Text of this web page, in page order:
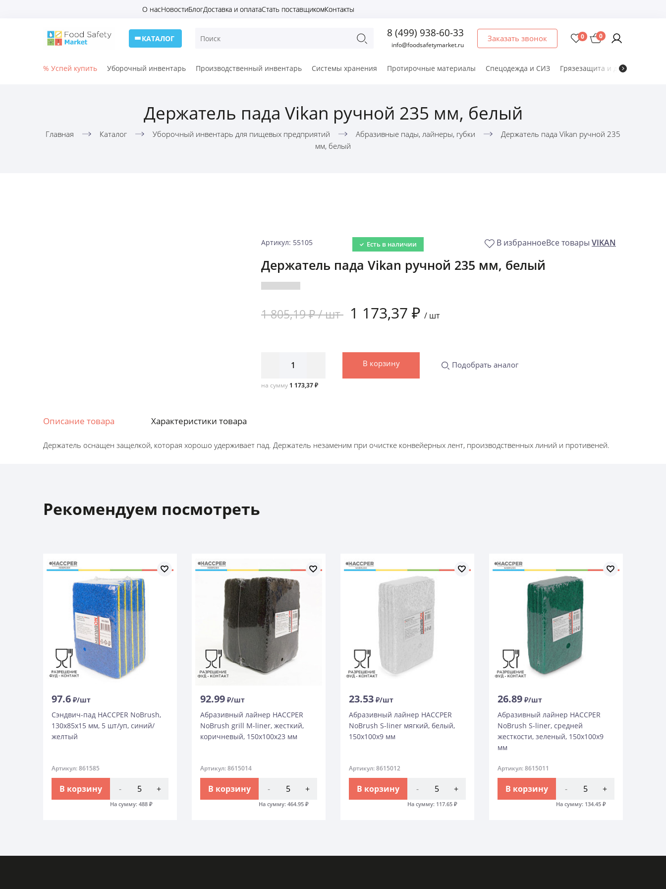
О насНовостиБлогДоставка и оплатаСтать поставщикомКонтакты
КАТАЛОГ 8 (499) 938-60-33
info@foodsafetymarket.ru
Заказать звонок 0 0
% Успей купить Уборочный инвентарь Производственный инвентарь Системы хранения Протирочные материалы Спецодежда и СИЗ Грязезащита и дезматы
Держатель пада Vikan ручной 235 мм, белый
Главная Каталог Уборочный инвентарь для пищевых предприятий Абразивные пады, лайнеры, губки
Держатель пада Vikan ручной 235
мм, белый
Артикул: 55105 Есть в наличии В избранноеВсе товары VIKAN
Держатель пада Vikan ручной 235 мм, белый
1 805,19 ₽ /шт 1 173,37 ₽ / шт
на сумму 1 173,37 ₽
В корзину Подобрать аналог
Описание товара Характеристики товара
Держатель оснащен защелкой, которая хорошо удерживает пад. Держатель незаменим при очистке конвейерных лент, производственных линий и противеней.
Рекомендуем посмотреть
97.6 ₽/шт
Сэндвич-пад HACCPER NoBrush,
130х85х15 мм, 5 шт/уп, синий/
желтый
Артикул: 861585
В корзину - +
На сумму: 488 ₽
92.99 ₽/шт
Абразивный лайнер HACCPER
NoBrush grill M-liner, жесткий,
коричневый, 150х100х23 мм
Артикул: 8615014
В корзину - +
На сумму: 464.95 ₽
23.53 ₽/шт
Абразивный лайнер HACCPER
NoBrush S-liner мягкий, белый,
150х100х9 мм
Артикул: 8615012
В корзину - +
На сумму: 117.65 ₽
26.89 ₽/шт
Абразивный лайнер HACCPER
NoBrush S-liner, средней
жесткости, зеленый, 150х100х9
мм
Артикул: 8615011
В корзину - +
На сумму: 134.45 ₽